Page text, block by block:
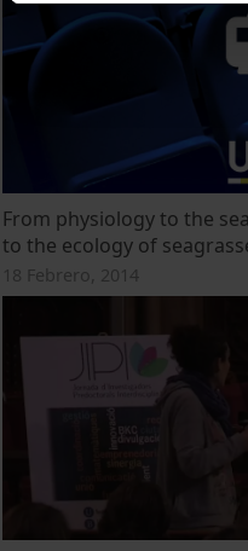
From physiology to the
to the ecology of
18 Febrero, 2014